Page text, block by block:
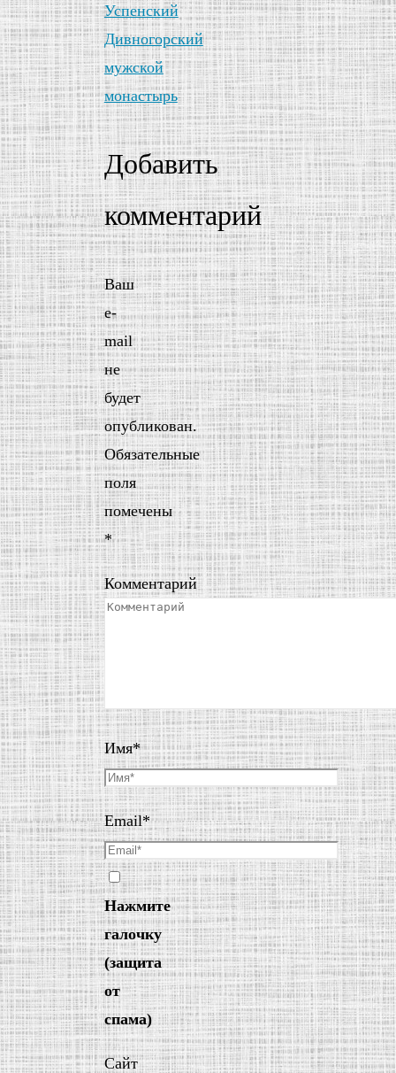
Успенский
Дивногорский
мужской
монастырь
Добавить
комментарий
Ваш
e-
mail
не
будет
опубликован.
Обязательные
поля
помечены
*
Комментарий
Имя*
Email*
Нажмите
галочку
(защита
от
спама)
Сайт